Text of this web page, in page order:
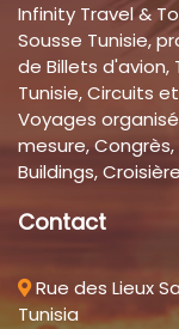
Infinity Travel &
Sousse Tunisie,
de Billets d'avion,
Tunisie, Circuits
Voyages
mesure,
Buildings,
Contact
Rue des Lieux
Tunisia